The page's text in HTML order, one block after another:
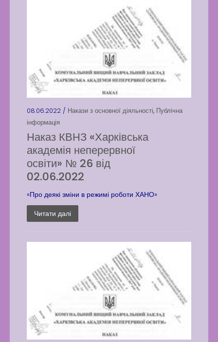
08.06.2022 / Накази з основної діяльності, Публічна
інформація
Наказ КВНЗ «Харківська
академія неперервної
освіти» № 26 від
02.06.2022
«Про деякі зміни в режимі роботи ХАНО»
Читати далі